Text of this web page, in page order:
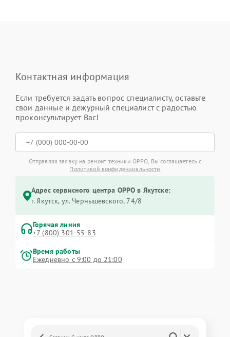
Контактная информация
Если требуется задать вопрос специалисту, оставьте
свои данные и дежурный специалист с радостью
проконсультирует Вас!
Отправляя заявку на ремонт техники OPPO, Вы соглашаетесь с
Политикой конфиденциальности
Адрес сервисного центра OPPO в Якутске:
г. Якутск, ул. Чернышевского, 74/8
Горячая линия
+7 (800) 301-55-83
Время работы
Ежедневно с 9:00 до 21:00